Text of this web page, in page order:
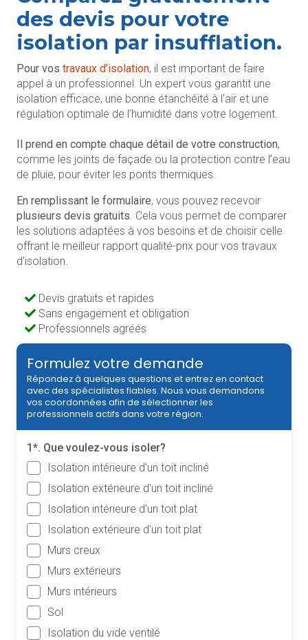
des devis pour votre
isolation par insufflation.
Pour vos travaux d’isolation, il est important de faire
appel à un professionnel. Un expert vous garantit une
isolation efficace, une bonne étanchéité à l’air et une
régulation optimale de l’humidité dans votre logement.
Il prend en compte chaque détail de votre construction,
comme les joints de façade ou la protection contre l’eau
de pluie, pour éviter les ponts thermiques.
En remplissant le formulaire, vous pouvez recevoir
plusieurs devis gratuits. Cela vous permet de comparer
les solutions adaptées à vos besoins et de choisir celle
offrant le meilleur rapport qualité-prix pour vos travaux
d’isolation.
Devis gratuits et rapides
Sans engagement et obligation
Professionnels agréés
Formulez votre demande
Répondez à quelques questions et entrez en contact
avec des spécialistes fiables. Nous vous demandons
vos coordonnées afin de sélectionner les
professionnels actifs dans votre région.
1*. Que voulez-vous isoler?
Isolation intérieure d'un toit incliné
Isolation extérieure d'un toit incliné
Isolation intérieure d'un toit plat
Isolation extérieure d'un toit plat
Murs creux
Murs extérieurs
Murs intérieurs
Sol
Isolation du vide ventilé